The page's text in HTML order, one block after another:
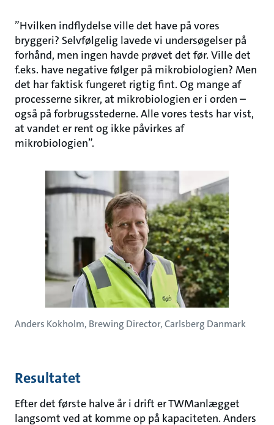
”Hvilken indflydelse ville det have på vores
bryggeri? Selvfølgelig lavede vi undersøgelser på
forhånd, men ingen havde prøvet det før. Ville det
f.eks. have negative følger på mikrobiologien? Men
det har faktisk fungeret rigtig fint. Og mange af
processerne sikrer, at mikrobiologien er i orden –
også på forbrugsstederne. Alle vores tests har vist,
at vandet er rent og ikke påvirkes af
mikrobiologien”.
Anders Kokholm, Brewing Director, Carlsberg Danmark
Resultatet
Efter det første halve år i drift er TWManlægget
langsomt ved at komme op på kapaciteten. Anders